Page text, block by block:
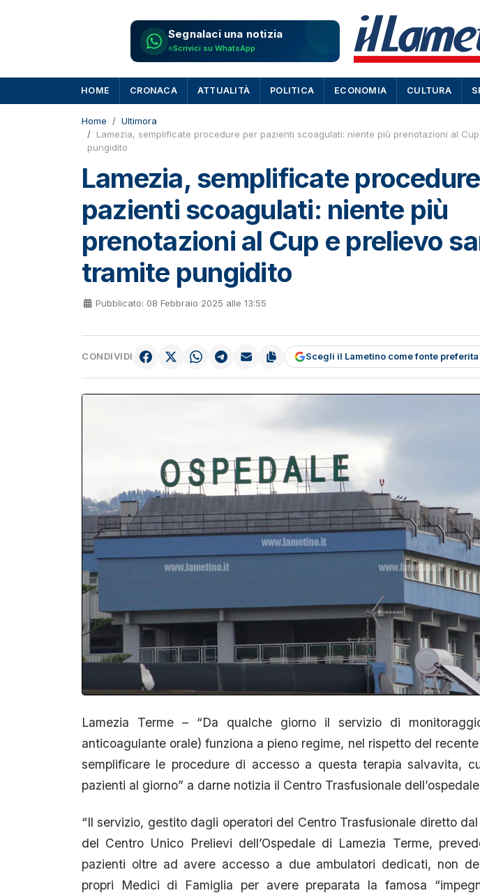
Segnalaci una notizia
Scrivici su WhatsApp
HOME CRONACA ATTUALITÀ POLITICA ECONOMIA CULTURA
Home
Ultimora
Lamezia, semplificate procedure per pazienti scoagulati: niente più prenotazioni al
pungidito
Lamezia, semplificate
pazienti scoagulati: niente più
prenotazioni al Cup e prelievo
tramite pungidito
Pubblicato: 08 Febbraio 2025 alle 13:55
CONDIVIDI Scegli il Lametino come fonte preferita
Lamezia Terme – “Da qualche giorno il servizio di
anticoagulante orale) funziona a pieno regime, nel rispetto del
semplificare le procedure di accesso a questa terapia salvavita,
pazienti al giorno” a darne notizia il Centro Trasfusionale
“Il servizio, gestito dagli operatori del Centro Trasfusionale diretto
del Centro Unico Prelievi dell’Ospedale di Lamezia Terme,
pazienti oltre ad avere accesso a due ambulatori dedicati, non
propri Medici di Famiglia per avere preparata la famosa